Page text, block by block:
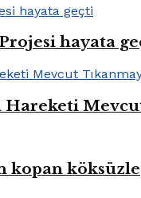
hayata
Mevcut
kopan